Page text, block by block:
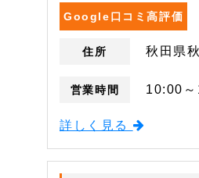
Google口コミ高評価
住所 秋田県
営業時間 10:00
詳しく見る